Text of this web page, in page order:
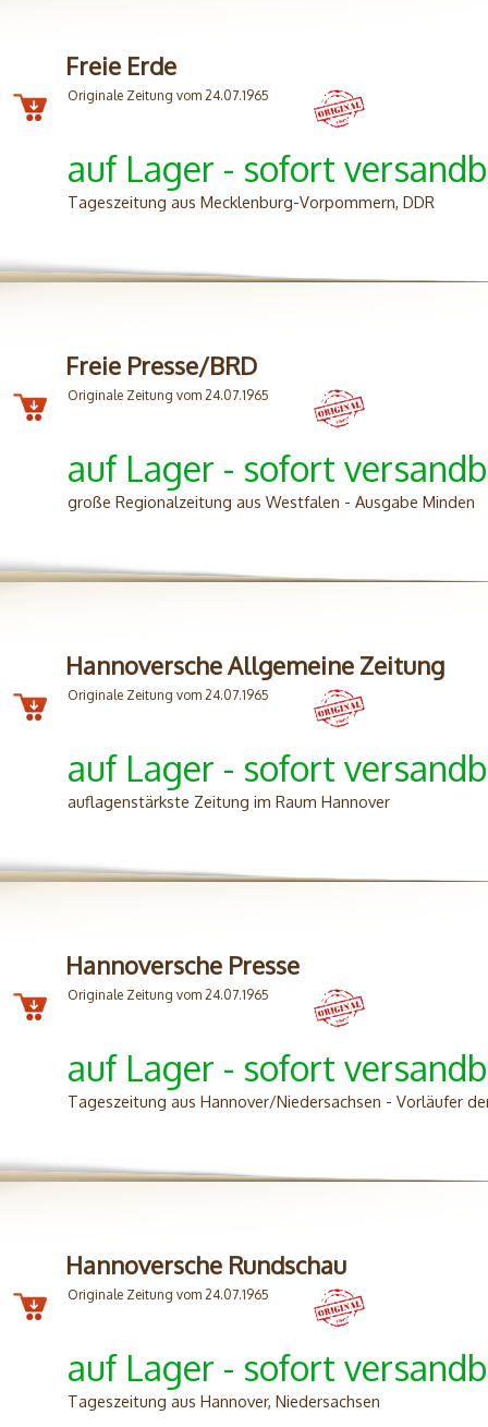
Freie Erde
Originale Zeitung vom 24.07.1965
auf Lager - sofort
Tageszeitung aus Mecklenburg-Vorpommern, DDR
Freie Presse/BRD
Originale Zeitung vom 24.07.1965
auf Lager - sofort
große Regionalzeitung aus Westfalen - Ausgabe Minden
Hannoversche Allgemeine Zeitung
Originale Zeitung vom 24.07.1965
auf Lager - sofort
auflagenstärkste Zeitung im Raum Hannover
Hannoversche Presse
Originale Zeitung vom 24.07.1965
auf Lager - sofort
Tageszeitung aus Hannover/Niedersachsen - Vorläufer
Hannoversche Rundschau
Originale Zeitung vom 24.07.1965
auf Lager - sofort
Tageszeitung aus Hannover, Niedersachsen